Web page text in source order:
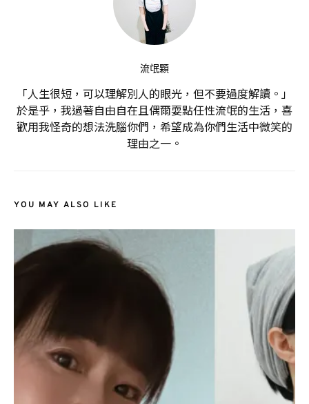
流氓顆
「人生很短，可以理解別人的眼光，但不要過度解讀。」
於是乎，我過著自由自在且偶爾耍點任性流氓的生活，喜
歡用我怪奇的想法洗腦你們，希望成為你們生活中微笑的
理由之一。
YOU MAY ALSO LIKE